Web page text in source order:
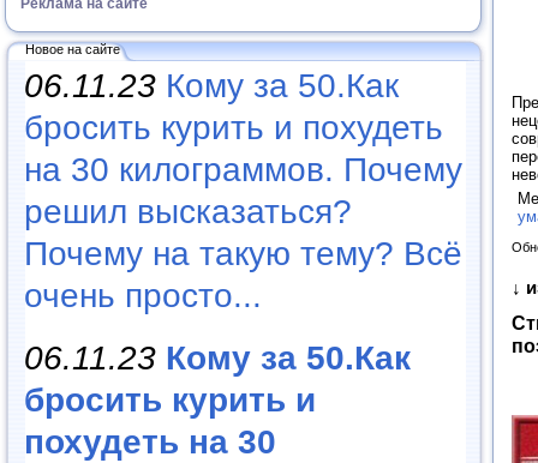
Новое на сайте
06.11.23 Кому за 50.Как
бросить курить и похудеть
на 30 килограммов. Почему
решил высказаться?
Почему на такую тему? Всё
очень просто...
06.11.23 Кому за 50.Как
бросить курить и
похудеть на 30
↓